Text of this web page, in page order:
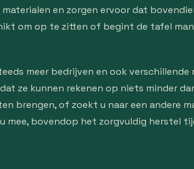
en zorgen ervoor dat
om op te zitten of begint de tafel
meer bedrijven en ook verschillende
ze kunnen rekenen op niets minder
brengen, of zoekt u naar een andere
mee, bovendop het zorgvuldig herstel